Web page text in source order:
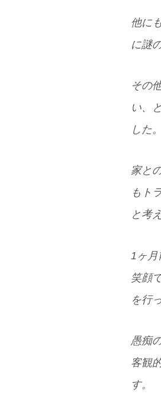
他に
に謎
その
い、
した。
家と
もト
と考
1ヶ
笑顔
を行
愚痴
客観
す。